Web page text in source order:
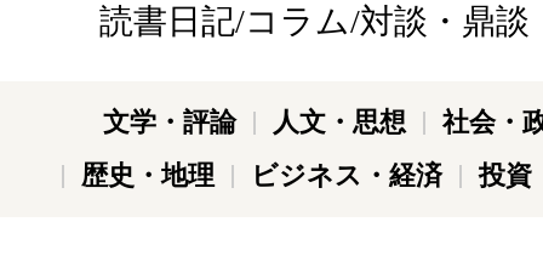
読書日記/コラム/対談・鼎談
文学・評論 人文・思想
社会・
歴史・地理
ビジネス・経済 投資